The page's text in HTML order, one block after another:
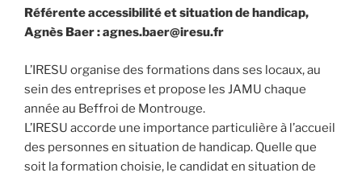
Référente accessibilité et situation de handicap,
Agnès Baer : agnes.baer@iresu.fr
L’IRESU organise des formations dans ses locaux, au
sein des entreprises et propose les JAMU chaque
année au Beffroi de Montrouge.
L’IRESU accorde une importance particulière à l’accueil
des personnes en situation de handicap. Quelle que
soit la formation choisie, le candidat en situation de